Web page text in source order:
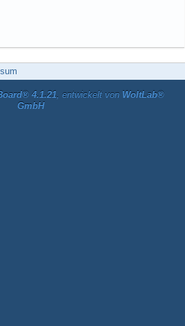
4.1.21, entwickelt von WoltLab®
GmbH